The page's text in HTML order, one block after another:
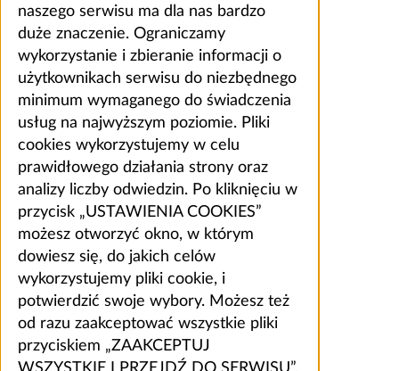
naszego serwisu ma dla nas bardzo
duże znaczenie. Ograniczamy
wykorzystanie i zbieranie informacji o
użytkownikach serwisu do niezbędnego
minimum wymaganego do świadczenia
usług na najwyższym poziomie. Pliki
cookies wykorzystujemy w celu
prawidłowego działania strony oraz
analizy liczby odwiedzin. Po kliknięciu w
przycisk „USTAWIENIA COOKIES”
możesz otworzyć okno, w którym
dowiesz się, do jakich celów
wykorzystujemy pliki cookie, i
potwierdzić swoje wybory. Możesz też
od razu zaakceptować wszystkie pliki
przyciskiem „ZAAKCEPTUJ